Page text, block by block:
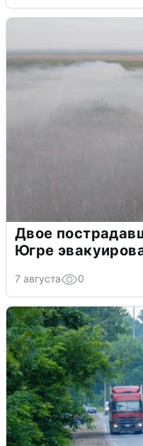
Двое
Югре
7 августа 0